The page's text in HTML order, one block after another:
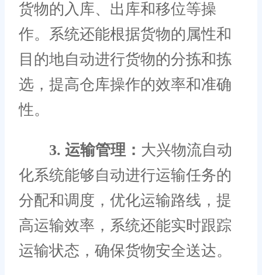
货物的入库、出库和移位等操
作。系统还能根据货物的属性和
目的地自动进行货物的分拣和拣
选，提高仓库操作的效率和准确
性。
3. 运输管理： 大兴物流自动
化系统能够自动进行运输任务的
分配和调度，优化运输路线，提
高运输效率，系统还能实时跟踪
运输状态，确保货物安全送达。